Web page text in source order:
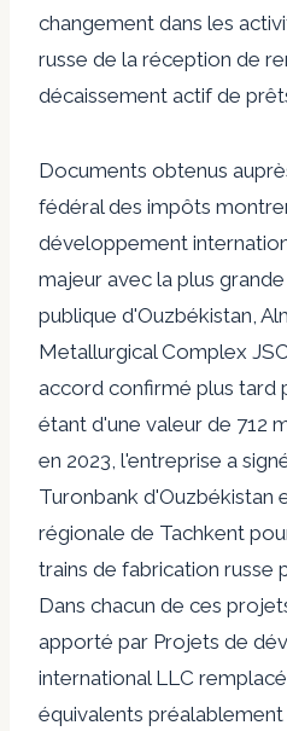
changement dans les
russe de la réception de
décaissement actif de
Documents obtenus
fédéral des impôts
développement
majeur avec la plus
publique d'Ouzbékistan,
Metallurgical Complex
accord confirmé plus tard
étant d'une valeur de 712
en 2023, l'entreprise a
Turonbank d'Ouzbékistan
régionale de Tachkent
trains de fabrication russe
Dans chacun de ces
apporté par Projets de
international LLC
équivalents